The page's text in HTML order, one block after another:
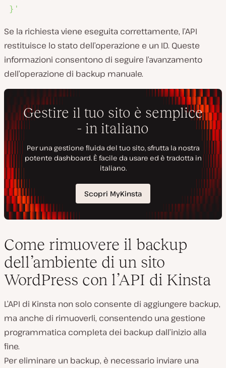
}'
Se la richiesta viene eseguita correttamente, l’API
restituisce lo stato dell’operazione e un ID. Queste
informazioni consentono di seguire l’avanzamento
dell’operazione di backup manuale.
Come rimuovere il backup
dell’ambiente di un sito
WordPress con l’API di Kinsta
L’API di Kinsta non solo consente di aggiungere backup,
ma anche di rimuoverli, consentendo una gestione
programmatica completa dei backup dall’inizio alla
fine.
Per eliminare un backup, è necessario inviare una